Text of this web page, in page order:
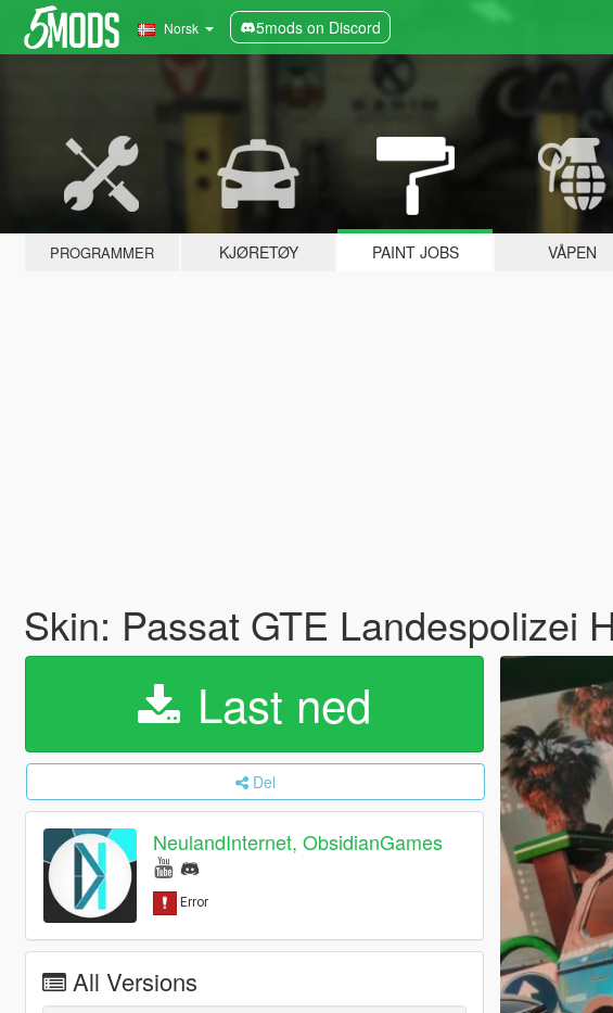
Norsk 5mods on Discord
PROGRAMMER KJØRETØY PAINT JOBS VÅPEN
Skin: Passat GTE Landespolizei
Last ned
Del
NeulandInternet, ObsidianGames
All Versions